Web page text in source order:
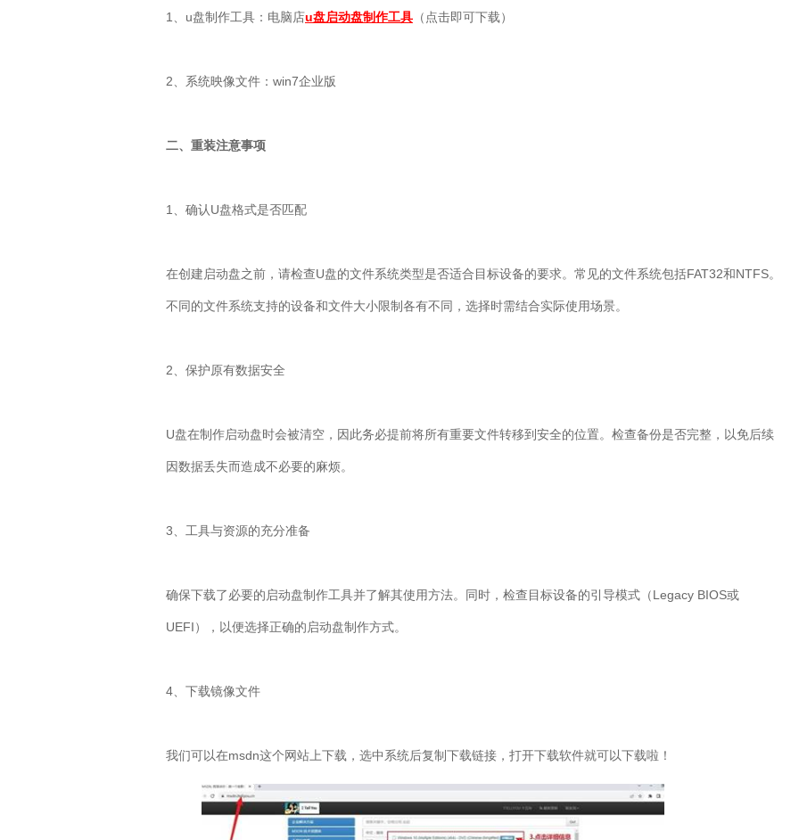
1、 u盘制作工具：电脑店u盘启动盘制作工具 （点击即可下载）
2、系统映像文件： win7企业版
二、重装注意事项
1、确认U盘格式是否匹配
在创建启动盘之前，请检查U盘的文件系统类型是否适合目标设备的要求。常见的文件系统包括FAT32和NTFS。
不同的文件系统支持的设备和文件大小限制各有不同，选择时需结合实际使用场景。
2、保护原有数据安全
U盘在制作启动盘时会被清空，因此务必提前将所有重要文件转移到安全的位置。检查备份是否完整，以免后续
因数据丢失而造成不必要的麻烦。
3、工具与资源的充分准备
确保下载了必要的启动盘制作工具并了解其使用方法。同时，检查目标设备的引导模式（Legacy BIOS或
UEFI），以便选择正确的启动盘制作方式。
4、下载镜像文件
我们可以在msdn这个网站上下载，选中系统后复制下载链接，打开下载软件就可以下载啦！